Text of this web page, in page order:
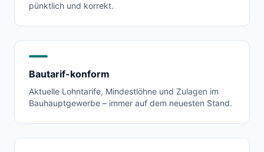
pünktlich und korrekt.
Bautarif-konform
Aktuelle Lohntarife, Mindestlöhne und Zulagen im
Bauhauptgewerbe – immer auf dem neuesten Stand.